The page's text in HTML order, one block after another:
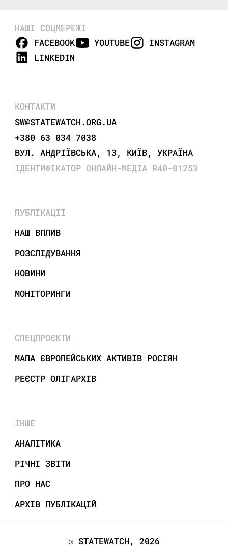
НАШІ СОЦМЕРЕЖІ
FACEBOOK
YOUTUBE
INSTAGRAM
LINKEDIN
КОНТАКТИ
SW@STATEWATCH.ORG.UA
+380 63 034 7038
ВУЛ. АНДРІЇВСЬКА, 13, КИЇВ, УКРАЇНА
ІДЕНТИФІКАТОР ОНЛАЙН-МЕДІА R40-01253
ПУБЛІКАЦІЇ
НАШ ВПЛИВ
РОЗСЛІДУВАННЯ
НОВИНИ
МОНІТОРИНГИ
СПЕЦПРОЄКТИ
МАПА ЄВРОПЕЙСЬКИХ АКТИВІВ РОСІЯН
РЕЄСТР ОЛІГАРХІВ
ІНШЕ
АНАЛІТИКА
РІЧНІ ЗВІТИ
ПРО НАС
АРХІВ ПУБЛІКАЦІЙ
© STATEWATCH, 2026